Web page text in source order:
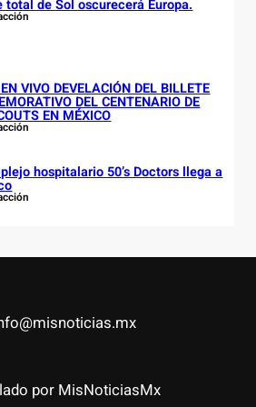
total de Sol oscurecerá Europa.
VIVO DEVELACIÓN DEL BILLETE
DEL CENTENARIO DE
EN MÉXICO
hospitalario 50’s Doctors llega a
por MisNoticiasMx